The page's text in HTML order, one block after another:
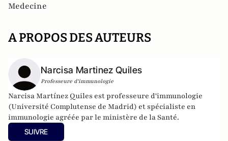
Medecine
A PROPOS DES AUTEURS
Narcisa Martinez Quiles
Professeure d'immunologie
Narcisa Martínez Quiles est professeure d'immunologie
(Université Complutense de Madrid) et spécialiste en
immunologie agréée par le ministère de la Santé.
SUIVRE